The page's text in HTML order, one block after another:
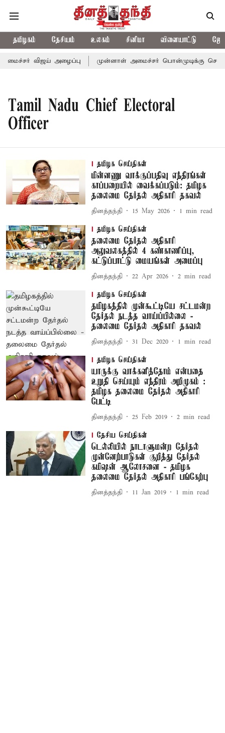
தமிழகம் தேசியம் உலகம் சினிமா விளையாட்டு
விஜய் அழைப்பு முன்னாள் அமைச்சர் பொன்முடிக்கு
Tamil Nadu Chief Electoral
Officer
தமிழக செய்திகள்
மின்னணு வாக்குப்பதிவு எந்திரங்கள்
காப்பறையில் வைக்கப்படும்: தமிழக
தலைமை தேர்தல் அதிகாரி தகவல்
தினத்தந்தி 15 May 2026 1 min read
தமிழக செய்திகள்
தலைமை தேர்தல் அதிகாரி
அலுவலகத்தில் 4 கண்காணிப்பு,
கட்டுப்பாட்டு மையங்கள் அமைப்பு
தினத்தந்தி 22 Apr 2026 2 min read
தமிழக செய்திகள்
தமிழகத்தில் முன்கூட்டியே சட்டமன்ற
தேர்தல் நடத்த வாய்ப்பில்லை -
தலைமை தேர்தல் அதிகாரி தகவல்
தினத்தந்தி 31 Dec 2020 1 min read
தமிழக செய்திகள்
யாருக்கு வாக்களித்தோம் என்பதை
உறுதி செய்யும் எந்திரம் அறிமுகம் :
தமிழக தலைமை தேர்தல் அதிகாரி
பேட்டி
தினத்தந்தி 25 Feb 2019 2 min read
தேசிய செய்திகள்
டெல்லியில் நாடாளுமன்ற தேர்தல்
முன்னேற்பாடுகள் குறித்து தேர்தல்
கமிஷன் ஆலோசனை - தமிழக
தலைமை தேர்தல் அதிகாரி பங்கேற்பு
தினத்தந்தி 11 Jan 2019 1 min read